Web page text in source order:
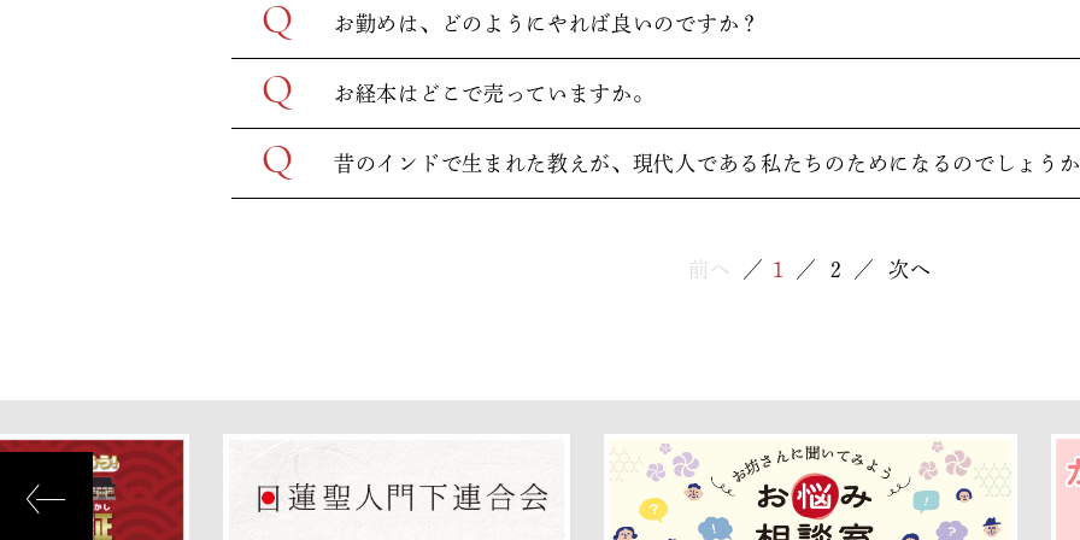
Q お勤めは、どのようにやれば良いのですか？
Q お経本はどこで売っていますか。
Q 昔のインドで生まれた教えが、現代人である私たちのためになるのでしょう
前へ 1 2 次へ